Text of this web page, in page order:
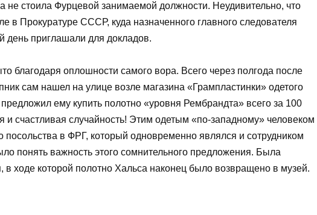
не стоила Фурцевой занимаемой должности. Неудивительно, что
в Прокуратуре СССР, куда назначенного главного следователя
день приглашали для докладов.
благодаря оплошности самого вора. Всего через полгода после
сам нашел на улице возле магазина «Грампластинки» одетого
ему купить полотно «уровня Рембрандта» всего за 100
и счастливая случайность! Этим одетым «по-западному» человеком
посольства в ФРГ, который одновременно являлся и сотрудником
понять важность этого сомнительного предложения. Была
в ходе которой полотно Хальса наконец было возвращено в музей.